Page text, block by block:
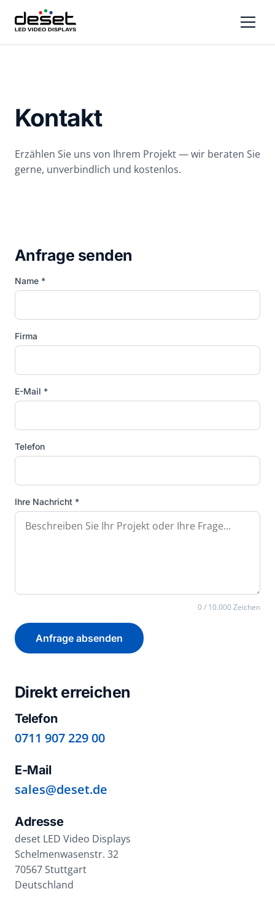
Kontakt
Erzählen Sie uns von Ihrem Projekt — wir beraten Sie
gerne, unverbindlich und kostenlos.
Anfrage senden
Name *
Firma
E-Mail *
Telefon
Ihre Nachricht *
0 / 10.000 Zeichen
Anfrage absenden
Direkt erreichen
Telefon
0711 907 229 00
E-Mail
sales@deset.de
Adresse
deset LED Video Displays
Schelmenwasenstr. 32
70567 Stuttgart
Deutschland